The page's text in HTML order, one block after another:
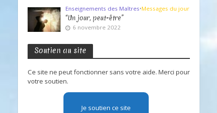
Enseignements des Maîtres•Messages du jour
“Un jour, peut-être”
6 novembre 2022
Soutien au site
Ce site ne peut fonctionner sans votre aide. Merci pour
votre soutien.
Je soutien ce site